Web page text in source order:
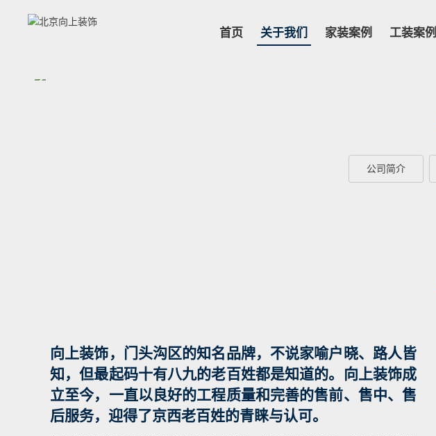
首页 关于我们 家装案例 工装案例
公司简介
向上装饰，门头沟区的知名品牌，不说家喻户晓、路人皆
知，但最起码十有八九的老百姓都是知道的。向上装饰成
立至今，一直以良好的工程质量和完善的售前、售中、售
后服务，迎得了京西老百姓的青睐与认可。